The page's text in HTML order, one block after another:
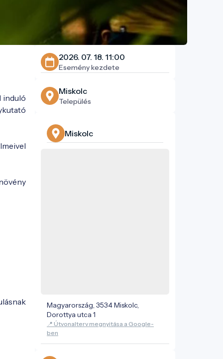
induló
2026. 07. 18. 11:00
Esemény kezdete
Miskolc
Település
Miskolc
Magyarország, 3534 Miskolc,
Dorottya utca 1
📍 Útvonalterv megnyitása a Google-
ben